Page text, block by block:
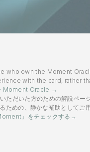
who own the Moment
with the card, rather
Moment Oracle →
ただいた方のための解説ペー
ための、静かな補助としてご
」をチェックする→